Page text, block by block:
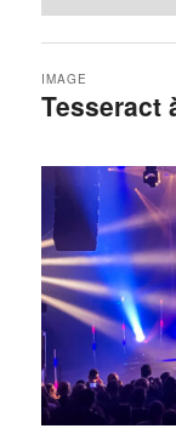
Tesseract
IMAGE